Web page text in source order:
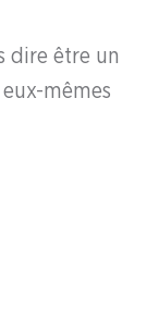
dire être un
mêmes